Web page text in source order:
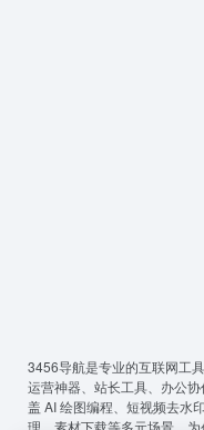
3456导航是专业的互联网工
运营神器、站长工具、办公
盖 AI 绘图编程、短视频去水
理、素材下载等多元场景，